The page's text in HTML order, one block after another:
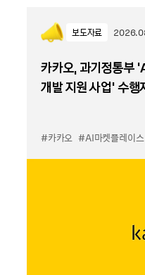
보도자료
카카오, 과기정통부
개발 지원 사업’ 수행
#카카오 #AI마켓플레이스